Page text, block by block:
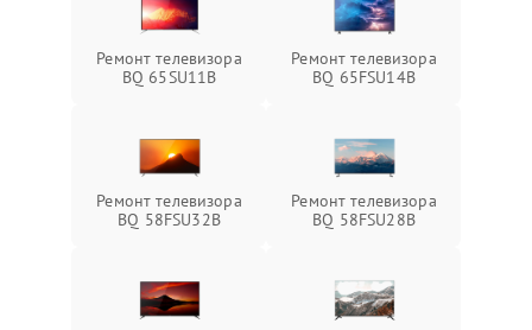
Ремонт телевизора
BQ 65SU11B
Ремонт телевизора
BQ 65FSU14B
Ремонт телевизора
BQ 58FSU32B
Ремонт телевизора
BQ 58FSU28B